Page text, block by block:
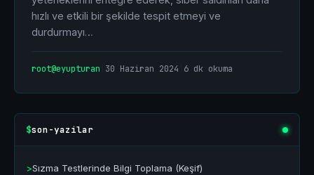
hızlı ve etkili bir şekilde tespit etmeyi ve
durdurmayı…
root@eyupturan 30 Haziran 2024 6 dk okuma
$son-yazilar
>Sızma Testlerinde Bilgi Toplama (Keşif)